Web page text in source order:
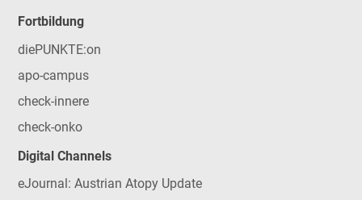
Fortbildung
diePUNKTE:on
apo-campus
check-innere
check-onko
Digital Channels
eJournal: Austrian Atopy Update